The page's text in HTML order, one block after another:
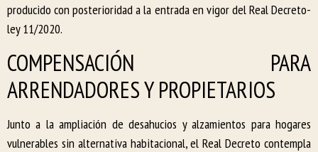
producido con posterioridad a la entrada en vigor del Real Decreto-
ley 11/2020.
COMPENSACIÓN PARA
ARRENDADORES Y PROPIETARIOS
Junto a la ampliación de desahucios y alzamientos para hogares
vulnerables sin alternativa habitacional, el Real Decreto contempla